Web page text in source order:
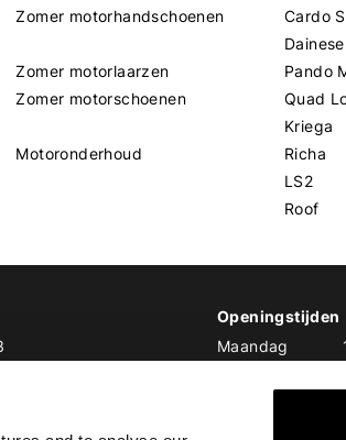
Zomer motorhandschoenen
Zomer motorlaarzen
Zomer motorschoenen
Motoronderhoud
Cardo
Dainese
Pando
Quad
Kriega
Richa
LS2
Roof
Openingstijden
Maandag
Woensdag